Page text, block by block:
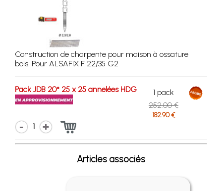
Construction de charpente pour maison à ossature
bois. Pour ALSAFIX F 22/35 G2
Pack JDB 20° 25 x 25 annelées HDG
1 pack
252.00 €
182.90 €
1
Articles associés